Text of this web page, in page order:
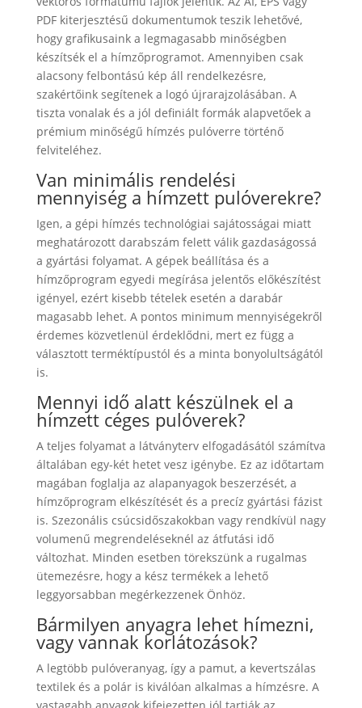
PDF kiterjesztésű dokumentumok teszik lehetővé,
hogy grafikusaink a legmagasabb minőségben
készítsék el a hímzőprogramot. Amennyiben csak
alacsony felbontású kép áll rendelkezésre,
szakértőink segítenek a logó újrarajzolásában. A
tiszta vonalak és a jól definiált formák alapvetőek a
prémium minőségű hímzés pulóverre történő
felviteléhez.
Van minimális rendelési
mennyiség a hímzett pulóverekre?
Igen, a gépi hímzés technológiai sajátosságai miatt
meghatározott darabszám felett válik gazdaságossá
a gyártási folyamat. A gépek beállítása és a
hímzőprogram egyedi megírása jelentős előkészítést
igényel, ezért kisebb tételek esetén a darabár
magasabb lehet. A pontos minimum mennyiségekről
érdemes közvetlenül érdeklődni, mert ez függ a
választott terméktípustól és a minta bonyolultságától
is.
Mennyi idő alatt készülnek el a
hímzett céges pulóverek?
A teljes folyamat a látványterv elfogadásától számítva
általában egy-két hetet vesz igénybe. Ez az időtartam
magában foglalja az alapanyagok beszerzését, a
hímzőprogram elkészítését és a precíz gyártási fázist
is. Szezonális csúcsidőszakokban vagy rendkívül nagy
volumenű megrendeléseknél az átfutási idő
változhat. Minden esetben törekszünk a rugalmas
ütemezésre, hogy a kész termékek a lehető
leggyorsabban megérkezzenek Önhöz.
Bármilyen anyagra lehet hímezni,
vagy vannak korlátozások?
A legtöbb pulóveranyag, így a pamut, a kevertszálas
textilek és a polár is kiválóan alkalmas a hímzésre. A
vastagabb anyagok kifejezetten jól tartják az